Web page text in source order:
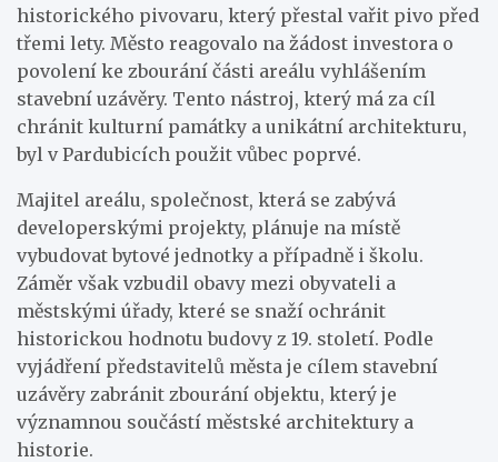
historického pivovaru, který přestal vařit pivo před
třemi lety. Město reagovalo na žádost investora o
povolení ke zbourání části areálu vyhlášením
stavební uzávěry. Tento nástroj, který má za cíl
chránit kulturní památky a unikátní architekturu,
byl v Pardubicích použit vůbec poprvé.
Majitel areálu, společnost, která se zabývá
developerskými projekty, plánuje na místě
vybudovat bytové jednotky a případně i školu.
Záměr však vzbudil obavy mezi obyvateli a
městskými úřady, které se snaží ochránit
historickou hodnotu budovy z 19. století. Podle
vyjádření představitelů města je cílem stavební
uzávěry zabránit zbourání objektu, který je
významnou součástí městské architektury a
historie.